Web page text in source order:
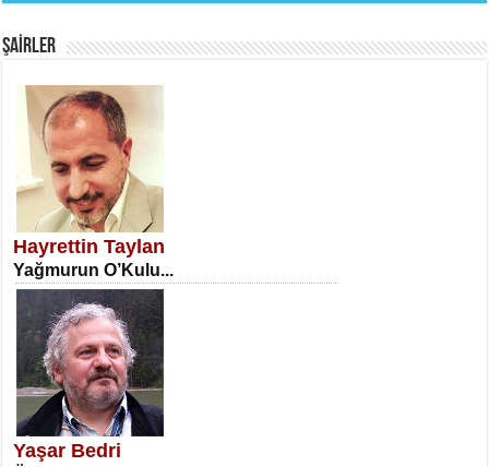
SATILMIŞ ÜMİT ÇETİNKAYA
Erkenlik...
NECLA DİLEK ARSLAN
Öğretmenler Günü Mahkemesi...
ŞAİRLER
Hayrettin Taylan
Yağmurun O’Kulu...
Yaşar Bedri